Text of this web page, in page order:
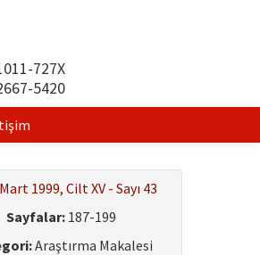
727X
5420
Mart 1999, Cilt XV - Sayı 43
Sayfalar: 187-199
Araştırma Makalesi